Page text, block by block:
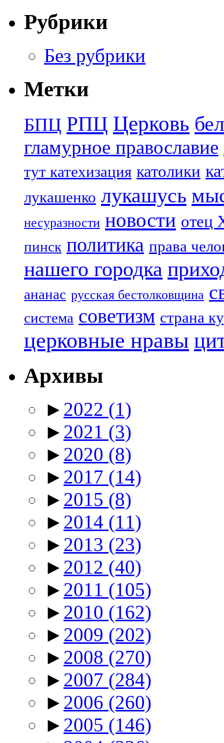
Рубрики
Без рубрики
Метки
БПЦ РПЦ Церковь
гламурное православие
тут катехизация католики
лукашенко лукашусь
несуразности новости отец
пинск политика права
нашего городка
ананас русская бестолковщина
система советизм страна
церковные нравы
Архивы
► 2022 (1)
► 2021 (3)
► 2020 (8)
► 2017 (14)
► 2015 (8)
► 2014 (11)
► 2013 (23)
► 2012 (40)
► 2011 (105)
► 2010 (162)
► 2009 (202)
► 2008 (270)
► 2007 (284)
► 2006 (260)
► 2005 (146)